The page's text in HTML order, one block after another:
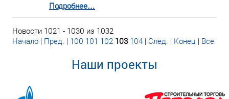
Подробнее…
Новости 1021 - 1030 из 1032
Начало | Пред. | 100 101 102 103 104 | След. | Конец | Все
Наши проекты